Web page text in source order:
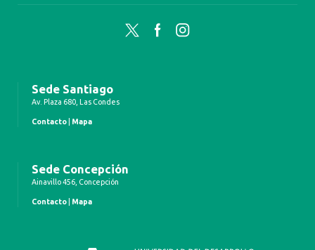
Twitter FacebookInstagram
Sede Santiago
Av. Plaza 680, Las Condes
Contacto Mapa
Sede Concepción
Ainavillo 456, Concepción
Contacto Mapa